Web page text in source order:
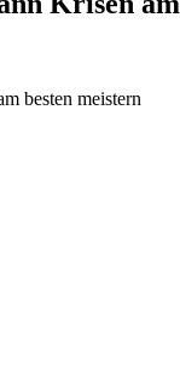
besten meistern